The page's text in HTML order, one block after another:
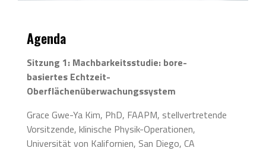
Agenda
Sitzung 1: Machbarkeitsstudie: bore-
basiertes Echtzeit-
Oberflächenüberwachungssystem
Grace Gwe-Ya Kim, PhD, FAAPM, stellvertretende
Vorsitzende, klinische Physik-Operationen,
Universität von Kalifornien, San Diego, CA